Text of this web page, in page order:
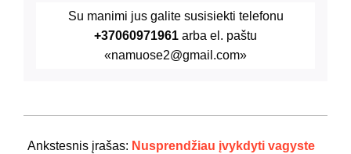
Su manimi jus galite susisiekti telefonu
+37060971961 arba el. paštu
«namuose2@gmail.com»
10-
Ankstesnis įrašas: Nusprendžiau įvykdyti vagyste